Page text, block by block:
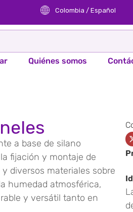
Colombia / Español
Quiénes somos
a base de silano
fijación y montaje de
diversos materiales sobre
humedad atmosférica,
y versátil tanto en